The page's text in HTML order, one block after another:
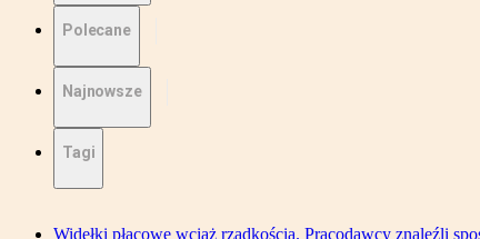
Polecane
Najnowsze
Tagi
Widełki płacowe wciąż rzadkością. Pracodawcy znaleźli